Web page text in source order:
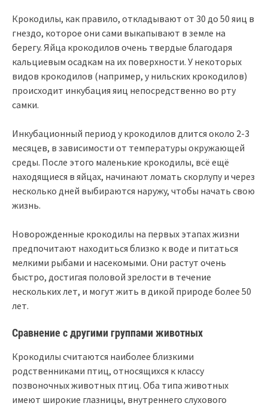
Крокодилы, как правило, откладывают от 30 до 50 яиц в
гнездо, которое они сами выкапывают в земле на
берегу. Яйца крокодилов очень твердые благодаря
кальциевым осадкам на их поверхности. У некоторых
видов крокодилов (например, у нильских крокодилов)
происходит инкубация яиц непосредственно во рту
самки.
Инкубационный период у крокодилов длится около 2-3
месяцев, в зависимости от температуры окружающей
среды. После этого маленькие крокодилы, всё ещё
находящиеся в яйцах, начинают ломать скорлупу и через
несколько дней выбираются наружу, чтобы начать свою
жизнь.
Новорожденные крокодилы на первых этапах жизни
предпочитают находиться близко к воде и питаться
мелкими рыбами и насекомыми. Они растут очень
быстро, достигая половой зрелости в течение
нескольких лет, и могут жить в дикой природе более 50
лет.
Сравнение с другими группами животных
Крокодилы считаются наиболее близкими
родственниками птиц, относящихся к классу
позвоночных животных птиц. Оба типа животных
имеют широкие глазницы, внутреннего слухового